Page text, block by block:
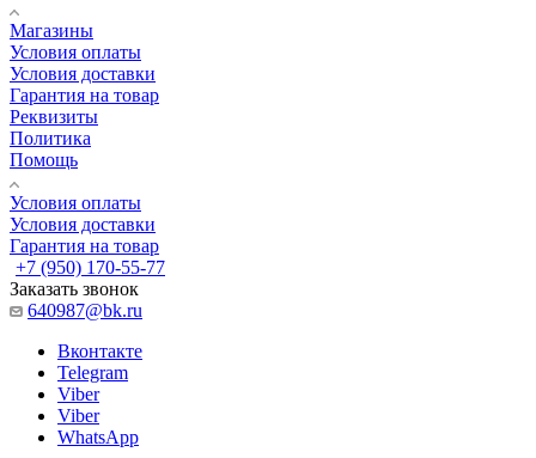
Магазины
Условия оплаты
Условия доставки
Гарантия на товар
Реквизиты
Политика
Помощь
Условия оплаты
Условия доставки
Гарантия на товар
+7 (950) 170-55-77
Заказать звонок
640987@bk.ru
Вконтакте
Telegram
Viber
Viber
WhatsApp